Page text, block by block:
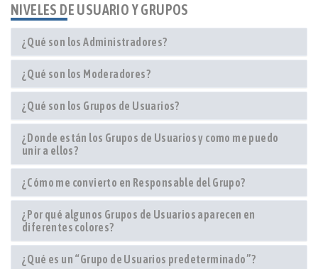
NIVELES DE USUARIO Y GRUPOS
¿Qué son los Administradores?
¿Qué son los Moderadores?
¿Qué son los Grupos de Usuarios?
¿Donde están los Grupos de Usuarios y como me puedo
unir a ellos?
¿Cómo me convierto en Responsable del Grupo?
¿Por qué algunos Grupos de Usuarios aparecen en
diferentes colores?
¿Qué es un “Grupo de Usuarios predeterminado”?